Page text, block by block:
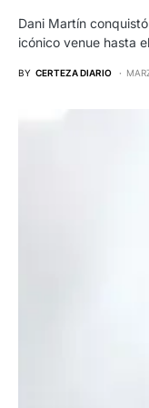
Dani Martín
icónico venue hasta
BY CERTEZA DIARIO